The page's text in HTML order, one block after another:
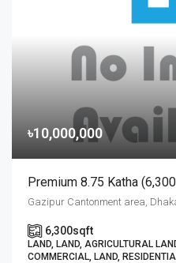
৳10,000,000
Gazipur Cantonment area,
6,300sqft
LAND, LAND, AGRICULTURAL
COMMERCIAL, LAND,